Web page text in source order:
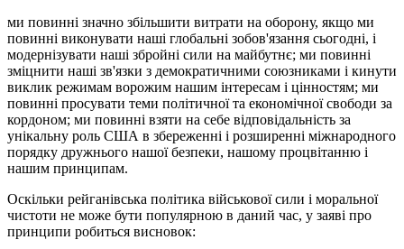
ми повинні значно збільшити витрати на оборону, якщо ми
повинні виконувати наші глобальні зобов'язання сьогодні, і
модернізувати наші збройні сили на майбутнє; ми повинні
зміцнити наші зв'язки з демократичними союзниками і кинути
виклик режимам ворожим нашим інтересам і цінностям; ми
повинні просувати теми політичної та економічної свободи за
кордоном; ми повинні взяти на себе відповідальність за
унікальну роль США в збереженні і розширенні міжнародного
порядку дружнього нашої безпеки, нашому процвітанню і
нашим принципам.
Оскільки рейганівська політика військової сили і моральної
чистоти не може бути популярною в даний час, у заяві про
принципи робиться висновок: